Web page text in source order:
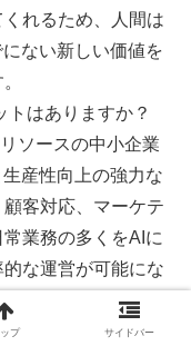
れるため、人間は
ない新しい価値を
トはありますか？
ソースの中小企業
産性向上の強力な
客対応、マーケテ
業務の多くをAIに
な運営が可能にな
とができます。
ップ サイドバー